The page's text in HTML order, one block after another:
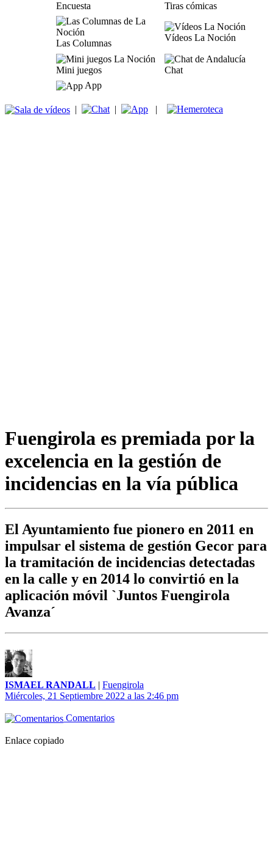
Encuesta Tiras cómicas
Las Columnas
Vídeos La Noción
Mini juegos
Chat
App
| | |
Fuengirola es premiada por la
excelencia en la gestión de
incidencias en la vía pública
El Ayuntamiento fue pionero en 2011 en
impulsar el sistema de gestión Gecor para
la tramitación de incidencias detectadas
en la calle y en 2014 lo convirtió en la
aplicación móvil `Juntos Fuengirola
Avanza´
ISMAEL RANDALL | Fuengirola
Miércoles, 21 Septiembre 2022 a las 2:46 pm
Comentarios
Enlace copiado